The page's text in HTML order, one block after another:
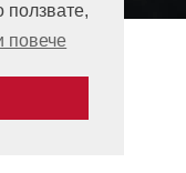
ползвате,
повече